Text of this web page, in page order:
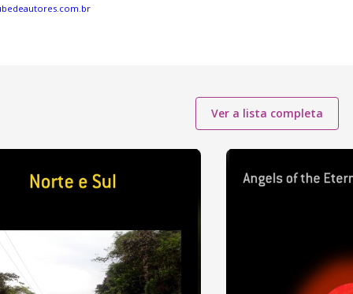
Ver a lista completa